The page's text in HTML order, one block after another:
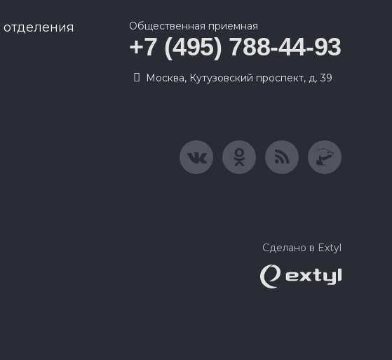
Общественная приемная
+7 (495) 788-44-93
Москва, Кутузовский проспект, д. 39
Сделано в Extyl